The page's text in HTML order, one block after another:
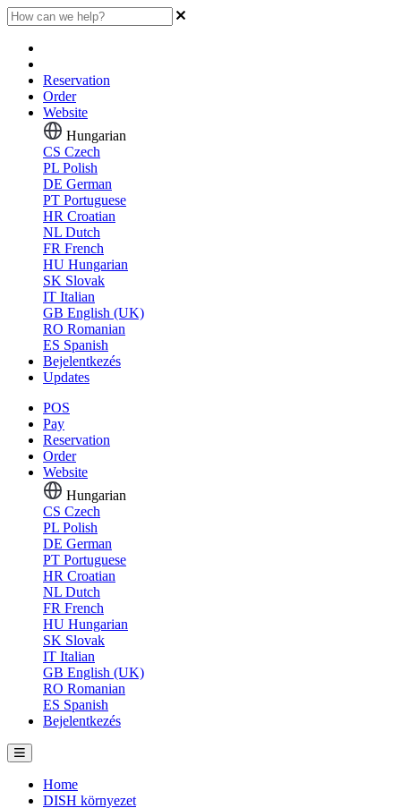
Reservation
Order
Website
Hungarian
CS Czech
PL Polish
DE German
PT Portuguese
HR Croatian
NL Dutch
FR French
HU Hungarian
SK Slovak
IT Italian
GB English (UK)
RO Romanian
ES Spanish
Bejelentkezés
Updates
POS
Pay
Reservation
Order
Website
Hungarian
CS Czech
PL Polish
DE German
PT Portuguese
HR Croatian
NL Dutch
FR French
HU Hungarian
SK Slovak
IT Italian
GB English (UK)
RO Romanian
ES Spanish
Bejelentkezés
Home
DISH környezet